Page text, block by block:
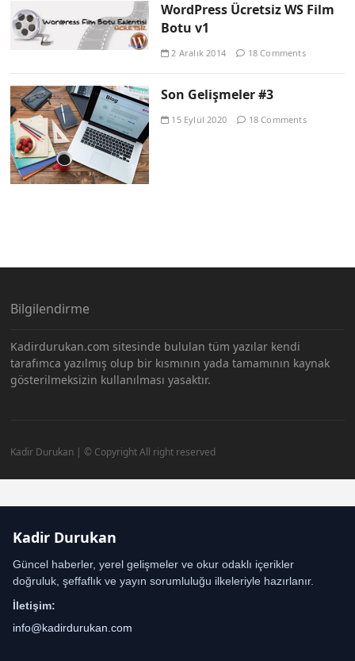
WordPress Ücretsiz WS Film
Botu v1
2 Aralık 2014 18 Comments
Son Gelişmeler #3
15 Eylül 2020 18 Comments
Bilgilendirme
Kadirdurukan.com sitesinde bululan tüm yazılar kendi
tarafımca yazılmış olup bir kısmının yada tamamının kaynak
gösterilmeksizin kullanılması yasaktır.
Kadir Durukan | © Copyright All right reserved
Kadir Durukan
Güncel haberler, yerel gelişmeler ve okur odaklı içerikler
doğruluk, şeffaflık ve yayın sorumluluğu ilkeleriyle hazırlanır.
İletişim:
info@kadirdurukan.com